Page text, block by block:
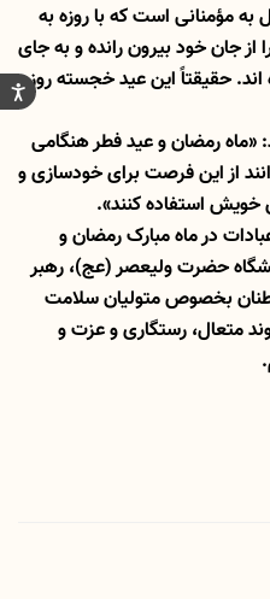
مؤمنانی است که با روزه به
از جان خود بیرون رانده و به جای
حقیقتاً این عید خجسته روز
«ماه رمضان و عید فطر هنگامی
از این فرصت برای خودسازی و
استفاده کنند».
در ماه مبارک رمضان و
حضرت ولیعصر (عج)، رهبر
بخصوص متولیان سلامت
متعال، رستگاری و عزت و